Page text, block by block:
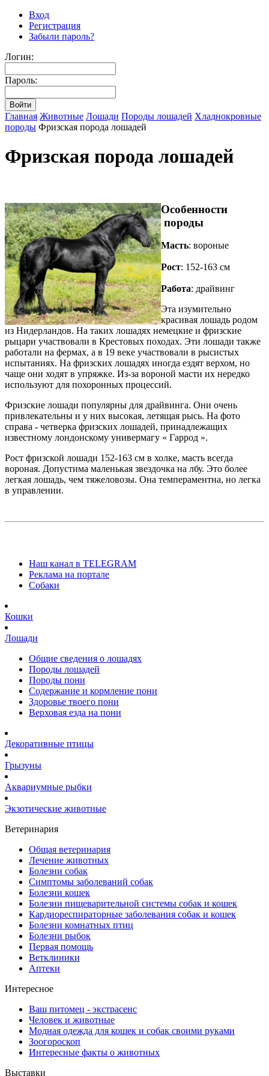
Вход
Регистрация
Забыли пароль?
Логин:
Пароль:
Главная Животные Лошади Породы лошадей Хладнокровные
породы Фризская порода лошадей
Фризская порода лошадей
Особенности
породы
Масть: вороные
Рост: 152-163 см
Работа: драйвинг
Эта изумительно
красивая лошадь родом
из Нидерландов. На таких лошадях немецкие и фризские
рыцари участвовали в Крестовых походах. Эти лошади также
работали на фермах, а в 19 веке участвовали в рысистых
испытаниях. На фризских лошадях иногда ездят верхом, но
чаще они ходят в упряжке. Из-за вороной масти их нередко
используют для похоронных процессий.
Фризские лошади популярны для драйвинга. Они очень
привлекательны и у них высокая, летящая рысь. На фото
справа - четверка фризских лошадей, принадлежащих
известному лондонскому универмагу « Гаррод ».
Рост фризской лошади 152-163 см в холке, масть всегда
вороная. Допустима маленькая звездочка на лбу. Это более
легкая лошадь, чем тяжеловозы. Она темпераментна, но легка
в управлении.
Наш канал в TELEGRAM
Реклама на портале
Собаки
Кошки
Лошади
Общие сведения о лошадях
Породы лошадей
Породы пони
Содержание и кормление пони
Здоровье твоего пони
Верховая езда на пони
Декоративные птицы
Грызуны
Аквариумные рыбки
Экзотические животные
Ветеринария
Общая ветеринария
Лечение животных
Болезни собак
Симптомы заболеваний собак
Болезни кошек
Болезни пищеварительной системы собак и кошек
Кардиореспираторные заболевания собак и кошек
Болезни комнатных птиц
Болезни рыбок
Первая помощь
Ветклиники
Аптеки
Интересное
Ваш питомец - экстрасенс
Человек и животные
Модная одежда для кошек и собак своими руками
Зоогороскоп
Интересные факты о животных
Выставки